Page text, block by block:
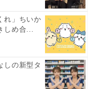
もなってしまうの
のかもしれませ
つい「最大限に楽
がよくて……」など
れ」ちいか
しめ合...
しの新型タ